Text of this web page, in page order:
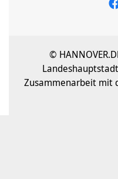
©
Zusammenarbeit mit